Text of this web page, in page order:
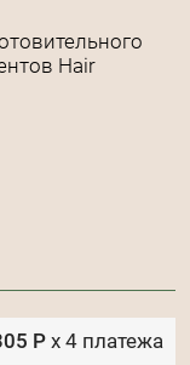
Hair
Р x 4 платежа